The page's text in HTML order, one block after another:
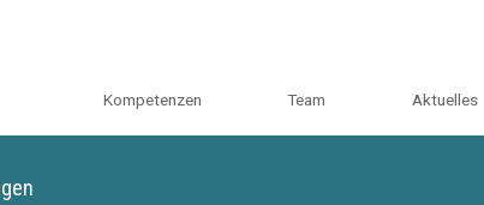
Kompetenzen Team Aktuelles